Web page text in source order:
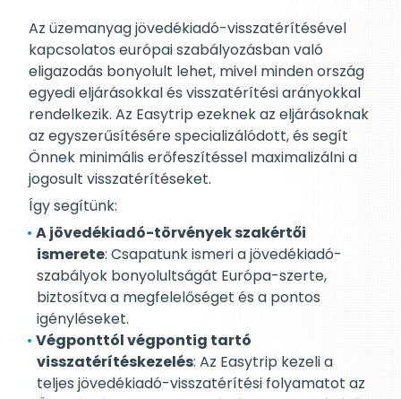
Az üzemanyag jövedékiadó-visszatérítésével
kapcsolatos európai szabályozásban való
eligazodás bonyolult lehet, mivel minden ország
egyedi eljárásokkal és visszatérítési arányokkal
rendelkezik. Az Easytrip ezeknek az eljárásoknak
az egyszerűsítésére specializálódott, és segít
Önnek minimális erőfeszítéssel maximalizálni a
jogosult visszatérítéseket.
Így segítünk:
A jövedékiadó-törvények szakértői
ismerete: Csapatunk ismeri a jövedékiadó-
szabályok bonyolultságát Európa-szerte,
biztosítva a megfelelőséget és a pontos
igényléseket.
Végponttól végpontig tartó
visszatérítéskezelés: Az Easytrip kezeli a
teljes jövedékiadó-visszatérítési folyamatot az